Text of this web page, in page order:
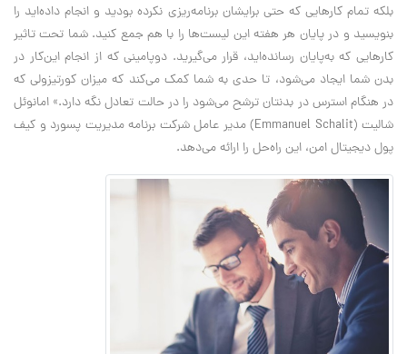
بلکه تمام کار‌هایی که حتی برایشان برنامه‌ریزی نکرده بودید و انجام داده‌اید را
بنویسید و در پایان هر هفته این لیست‌ها را با هم جمع کنید. شما تحت تاثیر
کار‌هایی که به‌پایان رسانده‌اید، قرار می‌گیرید. دوپامینی که از انجام این‌کار در
بدن شما ایجاد می‌شود، تا حدی به شما کمک می‌کند که میزان کورتیزولی که
در هنگام استرس در بدنتان ترشح می‌شود را در حالت تعادل نگه دارد.» امانوئل
شالیت (Emmanuel Schalit) مدیر عامل شرکت برنامه مدیریت پسورد و کیف
پول دیجیتال امن، این را‌ه‌حل را ارائه می‌دهد.